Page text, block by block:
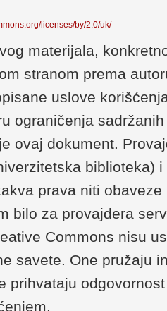
licenses/by/2.0/uk/
materijala,
stranom prema
uslove
ograničenja
ovaj dokument.
biblioteka)
prava niti
bilo za provajdera
Commons nisu
savete. One pružaju
prihvataju